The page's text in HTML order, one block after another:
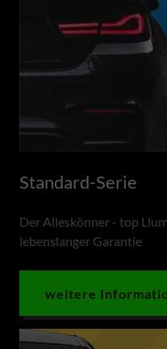
Standard-Serie
Der Alleskönner - top
lebenslanger Garantie
weitere